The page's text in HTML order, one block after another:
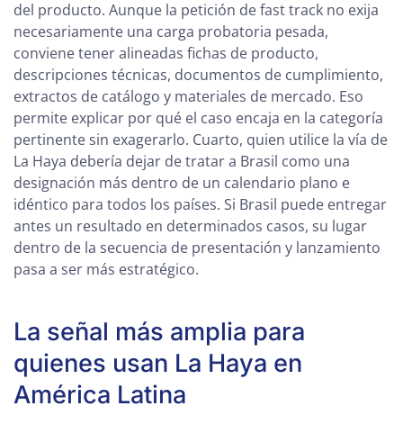
del producto. Aunque la petición de fast track no exija
necesariamente una carga probatoria pesada,
conviene tener alineadas fichas de producto,
descripciones técnicas, documentos de cumplimiento,
extractos de catálogo y materiales de mercado. Eso
permite explicar por qué el caso encaja en la categoría
pertinente sin exagerarlo. Cuarto, quien utilice la vía de
La Haya debería dejar de tratar a Brasil como una
designación más dentro de un calendario plano e
idéntico para todos los países. Si Brasil puede entregar
antes un resultado en determinados casos, su lugar
dentro de la secuencia de presentación y lanzamiento
pasa a ser más estratégico.
La señal más amplia para
quienes usan La Haya en
América Latina